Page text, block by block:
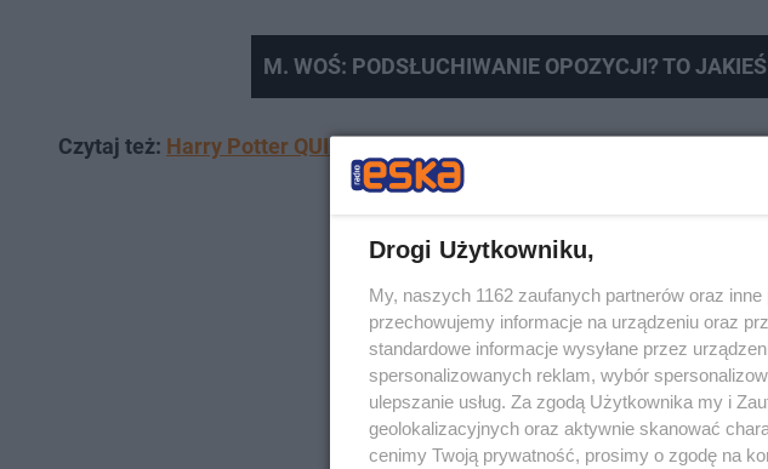
M. WOŚ: PODSŁUCHIWANIE OPOZYCJI? TO
Czytaj też: Harry Potter QUIZ: z której części pochodzi ten cytat?
Drogi Użytkowniku,
My, naszych 1162 zaufanych partnerów oraz
przechowujemy informacje na urządzeniu oraz
standardowe informacje wysyłane przez
spersonalizowanych reklam, wybór
ulepszanie usług. Za zgodą Użytkownika my i
geolokalizacyjnych oraz aktywnie skanować
cenimy Twoją prywatność, prosimy o zgodę na